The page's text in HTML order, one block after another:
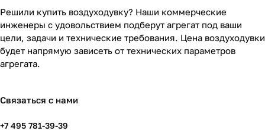
Решили купить воздуходувку? Наши коммерческие
инженеры с удовольствием подберут агрегат под ваши
цели, задачи и технические требования. Цена воздуходувки
будет напрямую зависеть от технических параметров
агрегата.
Связаться с нами
+7 495 781-39-39